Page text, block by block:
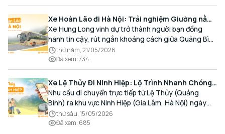
Xe Hoàn Lão đi Hà Nội: Trải nghiệm Giường nằm
Cao cấp, Đón trả Tận nơi
Xe Hưng Long vinh dự trở thành người bạn đồng
hành tin cậy, rút ngắn khoảng cách giữa Quảng Bình
và Thủ đô bằng chất lượng dịch vụ chuẩn mực.
thứ năm, 21/05/2026
Đã xem:734
Xe Lệ Thủy Đi Ninh Hiệp: Lộ Trình Nhanh Chóng,
Đón Trả Tận Nơi
Nhu cầu di chuyển trực tiếp từ Lệ Thủy (Quảng
Bình) ra khu vực Ninh Hiệp (Gia Lâm, Hà Nội) ngày
càng gia tăng, đặc biệt đối với các hành khách có
nhu cầu giao thương, kinh doanh và mua sắm.
thứ sáu, 15/05/2026
Đã xem: 685